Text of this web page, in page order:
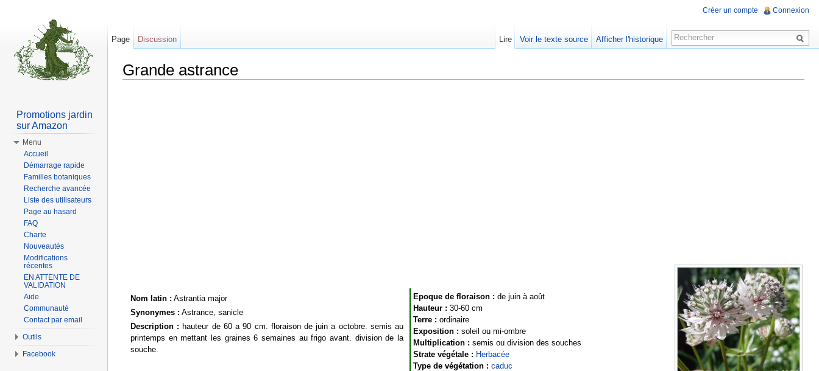
Grande astrance
Nom latin : Astrantia major
Synonymes : Astrance, sanicle
Description : hauteur de 60 a 90 cm. floraison de juin a octobre. semis au
printemps en mettant les graines 6 semaines au frigo avant. division de la
souche.
Epoque de floraison : de juin à août
Hauteur : 30-60 cm
Terre : ordinaire
Exposition : soleil ou mi-ombre
Multiplication : semis ou division des souches
Strate végétale : Herbacée
Type de végétation : caduc
Créer un compte Connexion
Page Discussion Lire Voir le texte source Afficher l'historique
Promotions jardin
sur Amazon
Menu
Accueil
Démarrage rapide
Familles botaniques
Recherche avancée
Liste des utilisateurs
Page au hasard
FAQ
Charte
Nouveautés
Modifications
récentes
EN ATTENTE DE
VALIDATION
Aide
Communauté
Contact par email
Outils
Facebook